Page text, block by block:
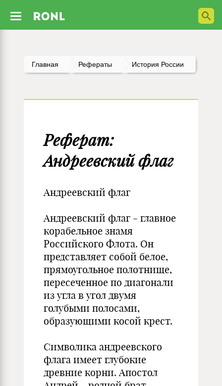
Главная Рефераты История России
Реферат:
Андреевский флаг
Андреевский флаг
Андреевский флаг - главное
корабельное знамя
Российского Флота. Он
представляет собой белое,
прямоугольное полотнище,
пересеченное по диагонали
из угла в угол двумя
голубыми полосами,
образующими косой крест.
Символика андреевского
флага имеет глубокие
древние корни. Апостол